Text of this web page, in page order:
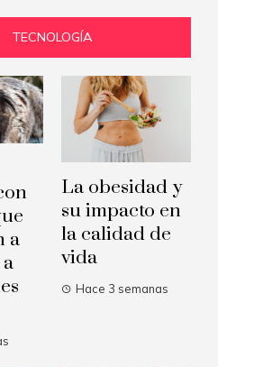
TECNOLOGÍA
a
La obesidad y
su impacto en
la calidad de
vida
Hace 3 semanas